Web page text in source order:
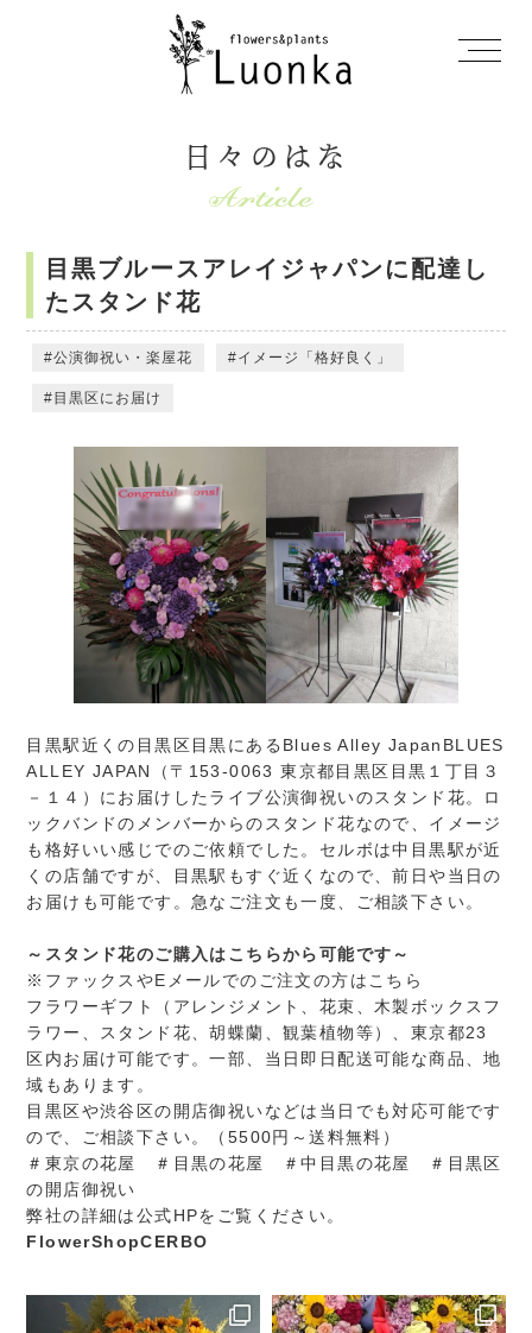
日々のはな
目黒ブルースアレイジャパンに配達し
たスタンド花
公演御祝い・楽屋花 イメージ「格好良く」
目黒区にお届け
目黒駅近くの目黒区目黒にあるBlues Alley Japan BLUES
ALLEY JAPAN（〒153-0063 東京都目黒区目黒１丁目３
－１４） にお届けしたライブ公演御祝いのスタンド花。ロ
ックバンドのメンバーからのスタンド花なので、イメージ
も格好いい感じでのご依頼でした。セルボは中目黒駅が近
くの店舗ですが、目黒駅もすぐ近くなので、前日や当日の
お届けも可能です。急なご注文も一度、ご相談下さい。
～スタンド花のご購入はこちらから可能です～
※ファックスやEメールでのご注文の方はこちら
フラワーギフト（アレンジメント、花束、木製ボックスフ
ラワー、スタンド花、胡蝶蘭、観葉植物等）、東京都23
区内お届け可能です。一部、当日即日配送可能な商品、地
域もあります。
目黒区や渋谷区の開店御祝いなどは当日でも対応可能です
ので、ご相談下さい。（5500円～送料無料）
＃東京の花屋 ＃目黒の花屋 ＃中目黒の花屋 ＃目黒区
の開店御祝い
弊社の詳細は公式HPをご覧ください。
FlowerShopCERBO